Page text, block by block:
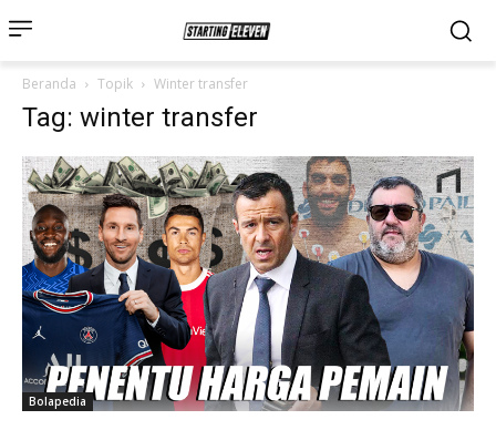
Beranda Topik Winter transfer
Tag: winter transfer
Bolapedia